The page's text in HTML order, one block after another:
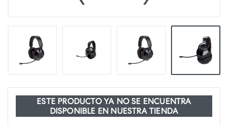
ESTE PRODUCTO YA NO SE ENCUENTRA
DISPONIBLE EN NUESTRA TIENDA